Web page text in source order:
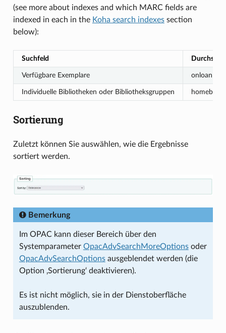
(see more about indexes and which MARC fields are
indexed in each in the Koha search indexessection
below):
Suchfeld
Verfügbare Exemplare onloan
Individuelle Bibliotheken oder Bibliotheksgruppen
Sortierung
Zuletzt können Sie auswählen, wie die Ergebnisse
sortiert werden.
Bemerkung
Im OPAC kann dieser Bereich über den
Systemparameter OpacAdvSearchMoreOptionsoder
OpacAdvSearchOptionsausgeblendet werden (die
Option ‚Sortierung‘ deaktivieren).
Es ist nicht möglich, sie in der Dienstoberfläche
auszublenden.